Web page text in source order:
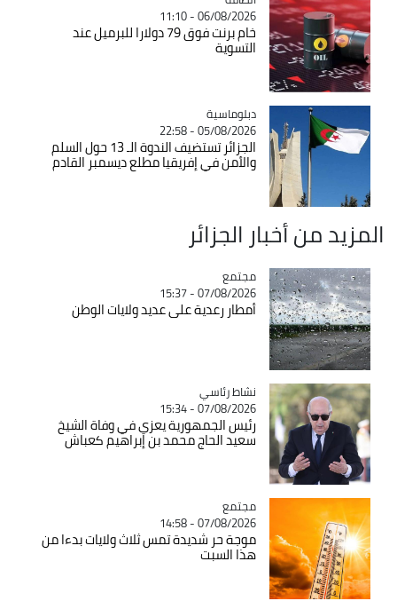
06/08/2026 - 11:10
خام برنت فوق 79 دولارا للبرميل عند
التسوية
Catégorie
دبلوماسية
05/08/2026 - 22:58
الجزائر تستضيف الندوة الـ 13 حول السلم
والأمن في إفريقيا مطلع ديسمبر القادم
المزيد من أخبار الجزائر
Catégorie
مجتمع
07/08/2026 - 15:37
أمطار رعدية على عديد ولايات الوطن
Catégorie
نشاط رئاسي
07/08/2026 - 15:34
رئيس الجمهورية يعزي في وفاة الشيخ
سعيد الحاج محمد بن إبراهيم كعباش
Catégorie
مجتمع
07/08/2026 - 14:58
موجة حر شديدة تمس ثلاث ولايات بدءا من
هذا السبت